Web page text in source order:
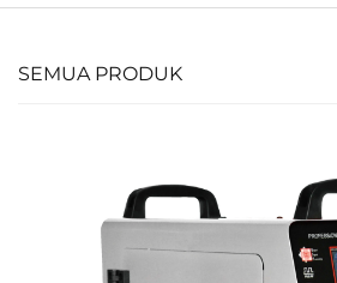
SEMUA PRODUK